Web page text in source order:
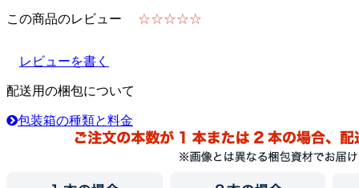
この商品のレビュー ☆☆☆☆☆
レビューを書く
配送用の梱包について
包装箱の種類と料金